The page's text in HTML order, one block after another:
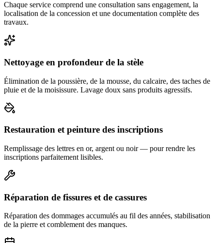
Chaque service comprend une consultation sans engagement, la
localisation de la concession et une documentation complète des
travaux.
Nettoyage en profondeur de la stèle
Élimination de la poussière, de la mousse, du calcaire, des taches de
pluie et de la moisissure. Lavage doux sans produits agressifs.
Restauration et peinture des inscriptions
Remplissage des lettres en or, argent ou noir — pour rendre les
inscriptions parfaitement lisibles.
Réparation de fissures et de cassures
Réparation des dommages accumulés au fil des années, stabilisation
de la pierre et comblement des manques.